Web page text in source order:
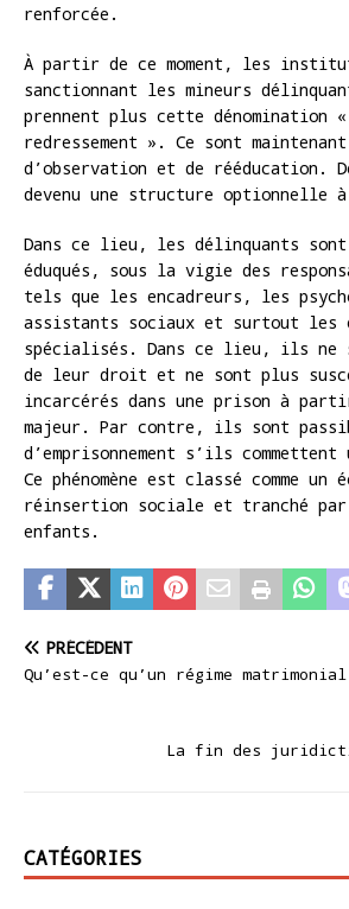
renforcée.
À partir de ce moment, les
sanctionnant les mineurs
prennent plus cette dénomination «
redressement ». Ce sont
d’observation et de rééducation.
devenu une structure optionnelle
Dans ce lieu, les délinquants
éduqués, sous la vigie des
tels que les encadreurs, les
assistants sociaux et surtout les
spécialisés. Dans ce lieu, ils ne
de leur droit et ne sont plus
incarcérés dans une prison à
majeur. Par contre, ils sont
d’emprisonnement s’ils commettent
Ce phénomène est classé comme un
réinsertion sociale et tranché
enfants.
PRÉCÉDENT
Qu’est-ce qu’un régime
La fin des
CATÉGORIES